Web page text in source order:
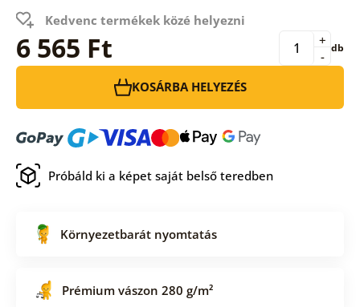
Kedvenc termékek közé helyezni
6 565 Ft -
+ db
KOSÁRBA HELYEZÉS
Próbáld ki a képet saját belső teredben
Környezetbarát nyomtatás
Prémium vászon 280 g/m²